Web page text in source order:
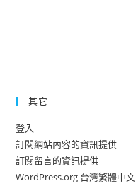
其它
登入
訂閱網站內容的資訊提供
訂閱留言的資訊提供
WordPress.org 台灣繁體中文